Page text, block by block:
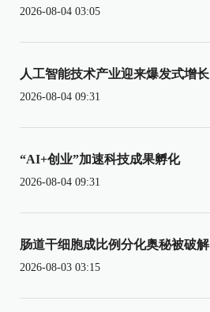
2026-08-04 03:05
人工智能技术产业迎来爆发式增长
2026-08-04 09:31
“AI+创业”加速科技成果孵化
2026-08-04 09:31
肠道干细胞成比例分化奥秘被破解
2026-08-03 03:15